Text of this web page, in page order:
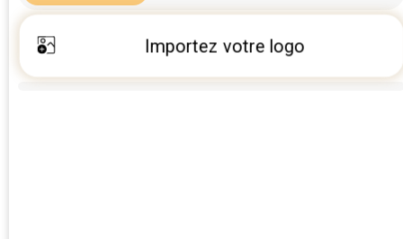
Importez votre logo